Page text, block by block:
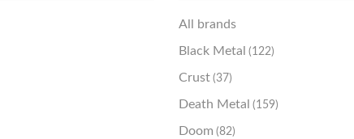
All brands
Black Metal (122)
Crust (37)
Death Metal (159)
Doom (82)